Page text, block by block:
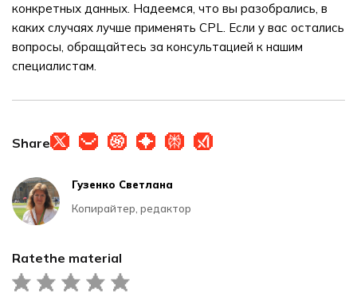
конкретных данных. Надеемся, что вы разобрались, в
каких случаях лучше применять CPL. Если у вас остались
вопросы, обращайтесь за консультацией к нашим
специалистам.
Share
Ratethe material
Гузенко Светлана
Копирайтер, редактор